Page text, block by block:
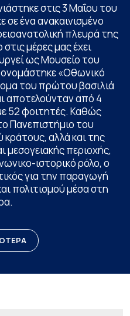
στις 3 Μαΐου του
σε ένα ανακαινισμένο
πλευρά της
μέρες μας έχει
ως Μουσείο του
«Οθωνικό
του πρώτου βασιλιά
αποτελούνταν από 4
52 φοιτητές. Καθώς
Πανεπιστήμιο του
αλλά και της
μεσογειακής περιοχής,
ιστορικό ρόλο, ο
για την παραγωγή
πολιτισμού μέσα στη